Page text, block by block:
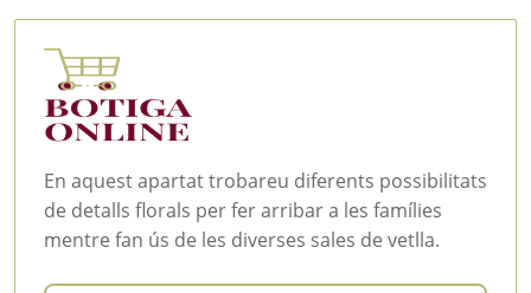
En aquest apartat trobareu diferents possibilitats
de detalls florals per fer arribar a les famílies
mentre fan ús de les diverses sales de vetlla.